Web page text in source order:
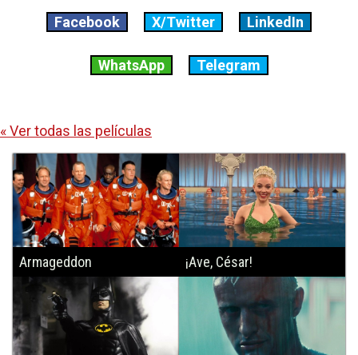
Facebook X/Twitter LinkedIn
WhatsApp Telegram
« Ver todas las películas
Armageddon ¡Ave, César!